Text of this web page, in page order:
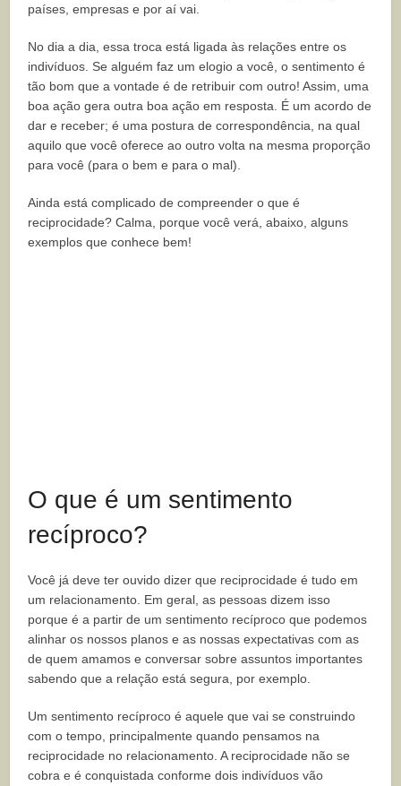
países, empresas e por aí vai.
No dia a dia, essa troca está ligada às relações entre os
indivíduos. Se alguém faz um elogio a você, o sentimento é
tão bom que a vontade é de retribuir com outro! Assim, uma
boa ação gera outra boa ação em resposta. É um acordo de
dar e receber; é uma postura de correspondência, na qual
aquilo que você oferece ao outro volta na mesma proporção
para você (para o bem e para o mal).
Ainda está complicado de compreender o que é
reciprocidade? Calma, porque você verá, abaixo, alguns
exemplos que conhece bem!
O que é um sentimento
recíproco?
Você já deve ter ouvido dizer que reciprocidade é tudo em
um relacionamento. Em geral, as pessoas dizem isso
porque é a partir de um sentimento recíproco que podemos
alinhar os nossos planos e as nossas expectativas com as
de quem amamos e conversar sobre assuntos importantes
sabendo que a relação está segura, por exemplo.
Um sentimento recíproco é aquele que vai se construindo
com o tempo, principalmente quando pensamos na
reciprocidade no relacionamento. A reciprocidade não se
cobra e é conquistada conforme dois indivíduos vão